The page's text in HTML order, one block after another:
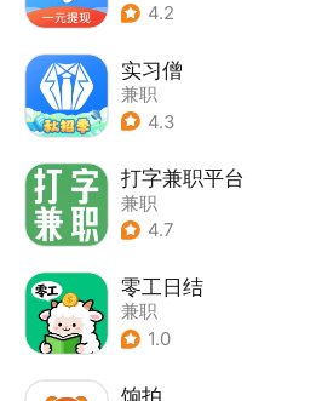
4.2
实习僧
兼职
4.3
打字兼职平台
兼职
4.7
零工日结
兼职
1.0
饷拍